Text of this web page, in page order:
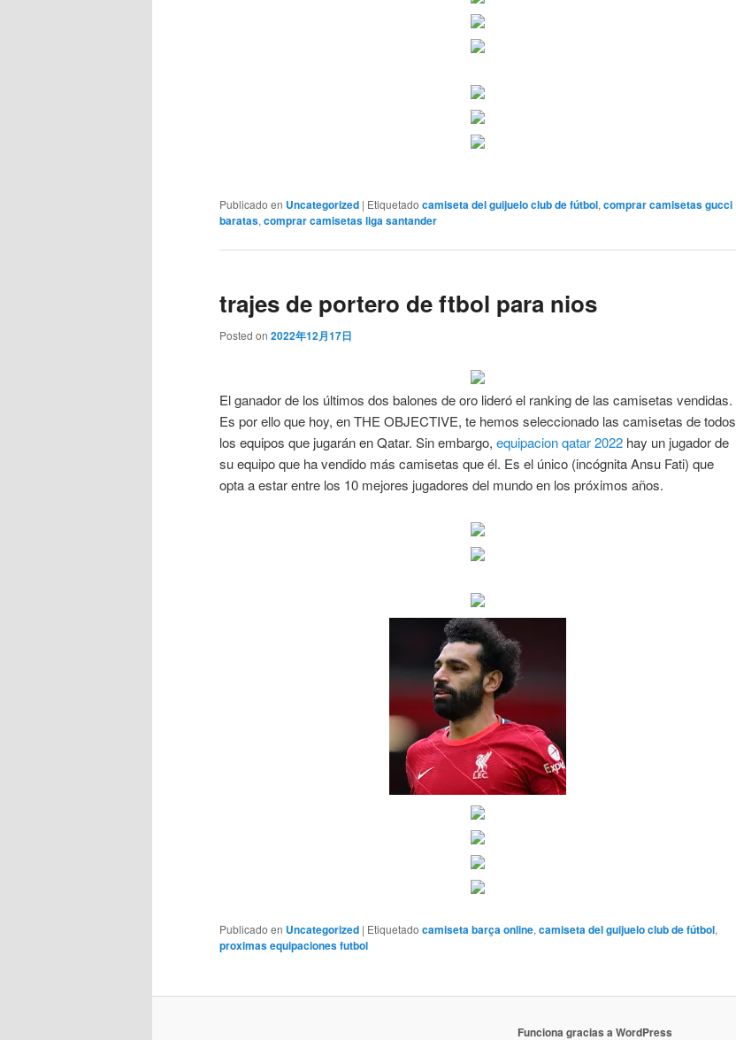
Publicado en Uncategorized | Etiquetado camiseta del guijuelo club de fútbol, comprar camisetas gucci
baratas, comprar camisetas liga santander
trajes de portero de ftbol para nios
Posted on 2022年12月17日
El ganador de los últimos dos balones de oro lideró el ranking de las camisetas vendidas.
Es por ello que hoy, en THE OBJECTIVE, te hemos seleccionado las camisetas de todos
los equipos que jugarán en Qatar. Sin embargo, equipacion qatar 2022 hay un jugador de
su equipo que ha vendido más camisetas que él. Es el único (incógnita Ansu Fati) que
opta a estar entre los 10 mejores jugadores del mundo en los próximos años.
Publicado en Uncategorized | Etiquetado camiseta barça online, camiseta del guijuelo club de fútbol,
proximas equipaciones futbol
Funciona gracias a WordPress